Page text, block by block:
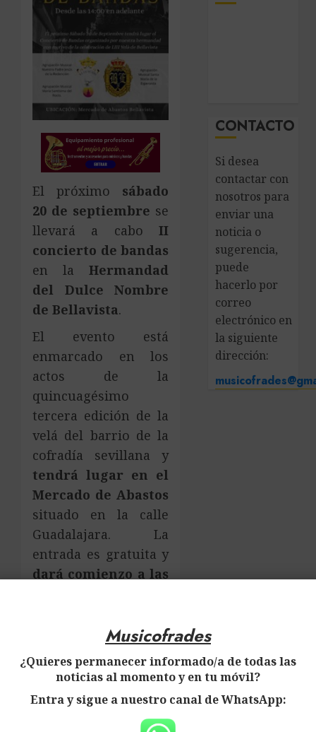
El próximo sábado
20 de septiembre se
llevará a caboII
concierto de bandas
en laHermandad
del Dulce Nombre
de Bellavista.
El evento está
enmarcado en los
actos de la
quincuagésimo
tercera edición de la
velá del barrio de la
cofradía sevillana y
tendrá lugar en el
Mercado de Abastos
situado en la calle
Guadalajara. La
entrada es gratuita y
dará comienzo a las
un ambigú
gestionado por la
corporación del
Viernes de Dolores.
Las formaciones
CONTACTO
Si desea
contactar con
nosotros para
enviar una
noticia o
sugerencia,
puede
hacerlo por
correo
electrónico en
la siguiente
dirección:
Musicofrades
¿Quieres permanecer informado/a de todas las
noticias al momento y en tu móvil?
Entra y sigue a nuestro canal de WhatsApp: